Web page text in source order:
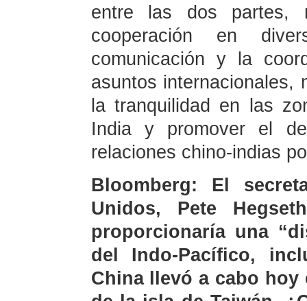
entre las dos partes,
cooperación en
comunicación y la
asuntos internacionales,
la tranquilidad en las
India y promover el
relaciones chino-indias
Bloomberg: El
Unidos, Pete
proporcionaría una
del Indo-Pacífico,
China llevó a cabo